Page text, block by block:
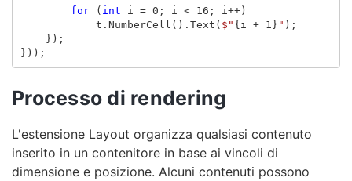
for ( int i = 0 ; i < 16 ; i ++)
t . NumberCell (). Text ( $" { i + 1 } " );
});
}));
Processo di rendering
L'estensione Layout organizza qualsiasi contenuto
inserito in un contenitore in base ai vincoli di
dimensione e posizione. Alcuni contenuti possono